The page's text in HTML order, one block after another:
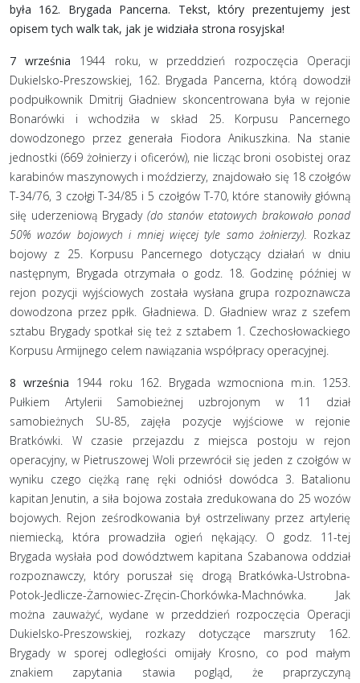
była 162. Brygada Pancerna. Tekst, który prezentujemy jest
opisem tych walk tak, jak je widziała strona rosyjska!
7 września 1944 roku, w przeddzień rozpoczęcia Operacji
Dukielsko-Preszowskiej, 162. Brygada Pancerna, którą dowodził
podpułkownik Dmitrij Gładniew skoncentrowana była w rejonie
Bonarówki i wchodziła w skład 25. Korpusu Pancernego
dowodzonego przez generała Fiodora Anikuszkina. Na stanie
jednostki (669 żołnierzy i oficerów), nie licząc broni osobistej oraz
karabinów maszynowych i moździerzy, znajdowało się 18 czołgów
T-34/76, 3 czołgi T-34/85 i 5 czołgów T-70, które stanowiły główną
siłę uderzeniową Brygady (do stanów etatowych brakowało ponad
50% wozów bojowych i mniej więcej tyle samo żołnierzy). Rozkaz
bojowy z 25. Korpusu Pancernego dotyczący działań w dniu
następnym, Brygada otrzymała o godz. 18. Godzinę później w
rejon pozycji wyjściowych została wysłana grupa rozpoznawcza
dowodzona przez ppłk. Gładniewa. D. Gładniew wraz z szefem
sztabu Brygady spotkał się też z sztabem 1. Czechosłowackiego
Korpusu Armijnego celem nawiązania współpracy operacyjnej.
8 września 1944 roku 162. Brygada wzmocniona m.in. 1253.
Pułkiem Artylerii Samobieżnej uzbrojonym w 11 dział
samobieżnych SU-85, zajęła pozycje wyjściowe w rejonie
Bratkówki. W czasie przejazdu z miejsca postoju w rejon
operacyjny, w Pietruszowej Woli przewrócił się jeden z czołgów w
wyniku czego ciężką ranę ręki odniósł dowódca 3. Batalionu
kapitan Jenutin, a siła bojowa została zredukowana do 25 wozów
bojowych. Rejon ześrodkowania był ostrzeliwany przez artylerię
niemiecką, która prowadziła ogień nękający. O godz. 11-tej
Brygada wysłała pod dowództwem kapitana Szabanowa oddział
rozpoznawczy, który poruszał się drogą Bratkówka-Ustrobna-
Potok-Jedlicze-Żarnowiec-Zręcin-Chorkówka-Machnówka. Jak
można zauważyć, wydane w przeddzień rozpoczęcia Operacji
Dukielsko-Preszowskiej, rozkazy dotyczące marszruty 162.
Brygady w sporej odległości omijały Krosno, co pod małym
znakiem zapytania stawia pogląd, że praprzyczyną